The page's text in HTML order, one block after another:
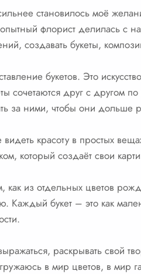
становилось моё
флорист делилась с
создавать букеты,
букетов. Это
сочетаются друг с другом
за ними, чтобы они дольше
красоту в простых
который создаёт свои
из отдельных цветов
Каждый букет – это как
раскрывать свой
в мир цветов, в мир